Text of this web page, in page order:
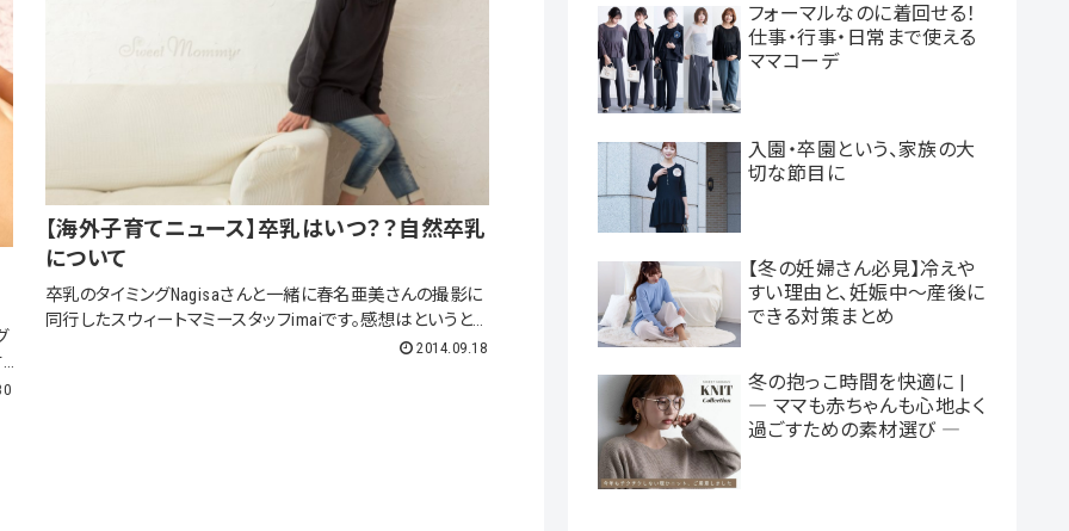
【海外子育てニュース】卒乳はいつ？？自然卒乳
について
卒乳のタイミングNagisaさんと一緒に春名亜美さんの撮影に
同行したスウィートマミースタッフimaiです。感想はというと、
ただただ可愛かったの一言に尽きます。それでは、本題です。
2014.09.18
フォーマルなのに着回せる！
仕事・行事・日常まで使える
ママコーデ
入園・卒園という、家族の大
切な節目に
【冬の妊婦さん必見】冷えや
すい理由と、妊娠中〜産後に
できる対策まとめ
冬の抱っこ時間を快適に |
― ママも赤ちゃんも心地よく
過ごすための素材選び ―